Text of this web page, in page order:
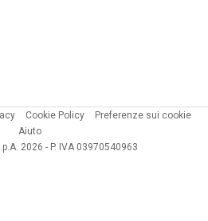
Cookie Policy
Preferenze sui cookie
Aiuto
2026 - P. IVA 03970540963